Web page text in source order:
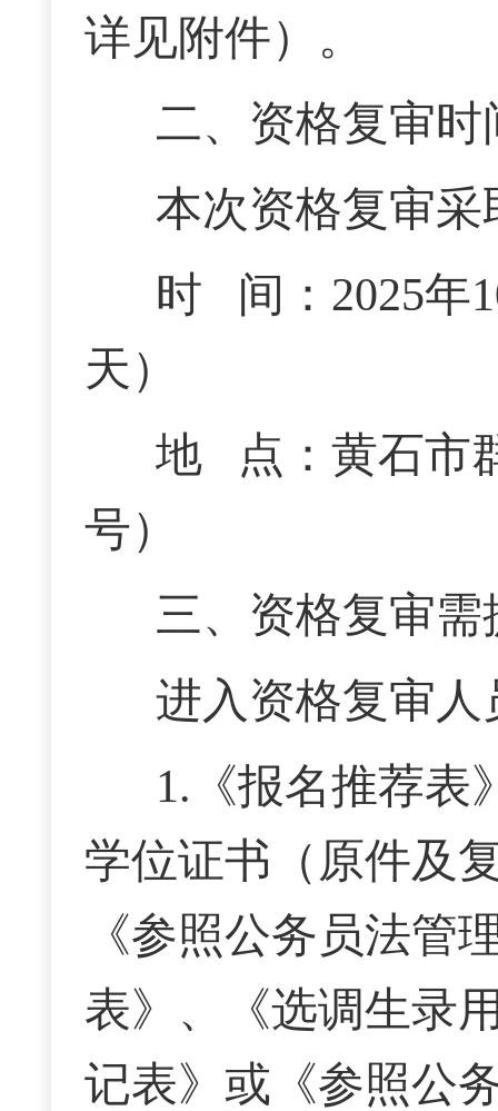
详见附件）。
二、资格复审时
本次资格复审
时
间： 2025年
天）
地
点： 黄石市
号）
三、资格复审需
进入资格复审
1.《报名推荐表
学位证书（原件及
《参照公务员法管
表》、《选调生录
记表》或《参照公